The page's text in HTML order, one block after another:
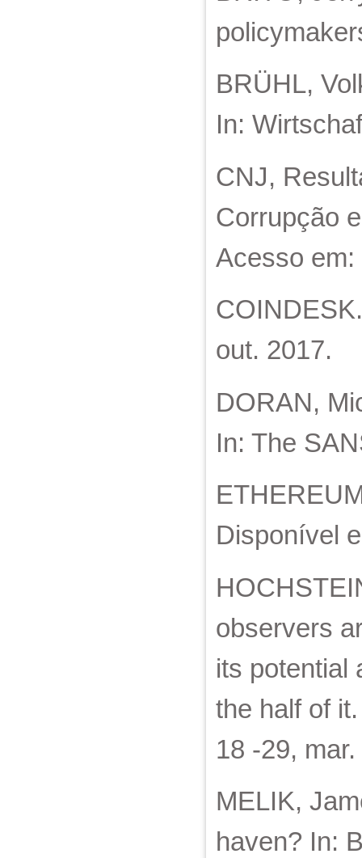
BRÜHL,
In:
CNJ,
Corrupção
Acesso
out. 2017.
DORAN,
In: The
Disponível
observers
its potential
the half of
18 -29,
MELIK,
haven? In: